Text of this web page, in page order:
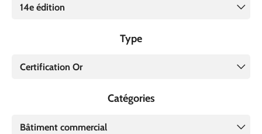
14e édition
Type
Certification Or
Catégories
Bâtiment commercial